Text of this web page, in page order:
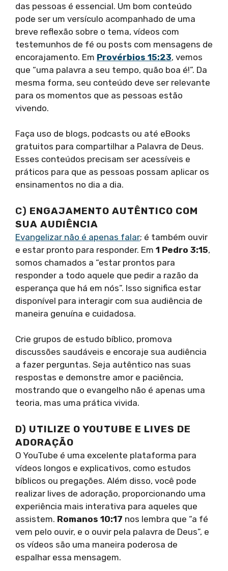
das pessoas é essencial. Um bom conteúdo
pode ser um versículo acompanhado de uma
breve reflexão sobre o tema, vídeos com
testemunhos de fé ou posts com mensagens de
encorajamento. Em Provérbios 15:23, vemos
que “uma palavra a seu tempo, quão boa é!”. Da
mesma forma, seu conteúdo deve ser relevante
para os momentos que as pessoas estão
vivendo.
Faça uso de blogs, podcasts ou até eBooks
gratuitos para compartilhar a Palavra de Deus.
Esses conteúdos precisam ser acessíveis e
práticos para que as pessoas possam aplicar os
ensinamentos no dia a dia.
C) ENGAJAMENTO AUTÊNTICO COM
SUA AUDIÊNCIA
Evangelizar não é apenas falar; é também ouvir
e estar pronto para responder. Em 1 Pedro 3:15,
somos chamados a “estar prontos para
responder a todo aquele que pedir a razão da
esperança que há em nós”. Isso significa estar
disponível para interagir com sua audiência de
maneira genuína e cuidadosa.
Crie grupos de estudo bíblico, promova
discussões saudáveis e encoraje sua audiência
a fazer perguntas. Seja autêntico nas suas
respostas e demonstre amor e paciência,
mostrando que o evangelho não é apenas uma
teoria, mas uma prática vivida.
D) UTILIZE O YOUTUBE E LIVES DE
ADORAÇÃO
O YouTube é uma excelente plataforma para
vídeos longos e explicativos, como estudos
bíblicos ou pregações. Além disso, você pode
realizar lives de adoração, proporcionando uma
experiência mais interativa para aqueles que
assistem. Romanos 10:17 nos lembra que “a fé
vem pelo ouvir, e o ouvir pela palavra de Deus”, e
os vídeos são uma maneira poderosa de
espalhar essa mensagem.